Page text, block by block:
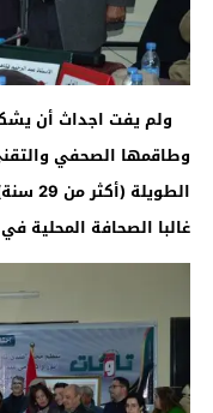
ولم يفت اجداث أن
وطاقمها الصحفي
غالبا الصحافة المحلية